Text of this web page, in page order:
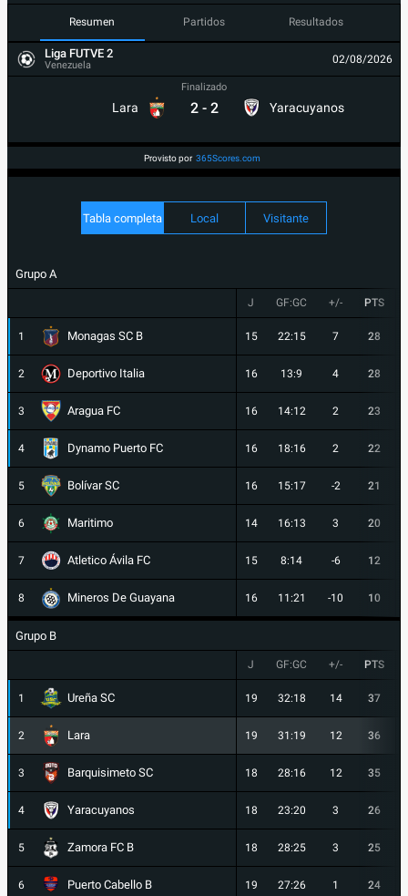
Resumen Partidos Resultados
Liga FUTVE 2
Venezuela 02/08/2026
Lara
Finalizado
2 - 2 Yaracuyanos
Provisto por 365Scores.com
Tabla completa Local Visitante
Grupo A
J GF:GC +/- PTS
1 Monagas SC B 15 22:15 7 28
2 Deportivo Italia 16 13:9 4 28
3 Aragua FC 16 14:12 2 23
4 Dynamo Puerto FC 16 18:16 2 22
5 Bolívar SC 16 15:17 -2 21
6 Maritimo 14 16:13 3 20
7 Atletico Ávila FC 15 8:14 -6 12
8 Mineros De Guayana 16 11:21 -10 10
Grupo B
J GF:GC +/- PTS
1 Ureña SC 19 32:18 14 37
2 Lara 19 31:19 12 36
3 Barquisimeto SC 18 28:16 12 35
4 Yaracuyanos 18 23:20 3 26
5 Zamora FC B 18 28:25 3 25
6 Puerto Cabello B 19 27:26 1 24